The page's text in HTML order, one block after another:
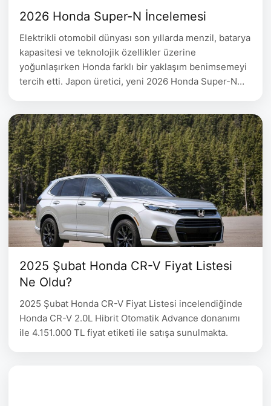
2026 Honda Super-N İncelemesi
Elektrikli otomobil dünyası son yıllarda menzil, batarya
kapasitesi ve teknolojik özellikler üzerine
yoğunlaşırken Honda farklı bir yaklaşım benimsemeyi
tercih etti. Japon üretici, yeni 2026 Honda Super-N
2025 Şubat Honda CR-V Fiyat Listesi
Ne Oldu?
2025 Şubat Honda CR-V Fiyat Listesi incelendiğinde
Honda CR-V 2.0L Hibrit Otomatik Advance donanımı
ile 4.151.000 TL fiyat etiketi ile satışa sunulmakta.